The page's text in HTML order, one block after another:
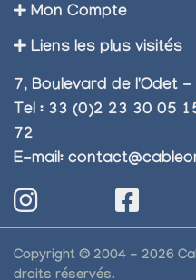
Mon Compte
Liens les plus visités
7, Boulevard de l'Odet
Tel : 33 (0)2 23 30 05
72
E-mail:
Copyright © 2004 - 2026
droits réservés.